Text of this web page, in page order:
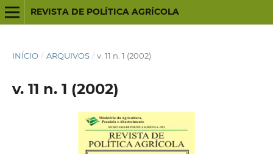
REVISTA DE POLÍTICA AGRÍCOLA
INÍCIO / ARQUIVOS / v. 11 n. 1 (2002)
v. 11 n. 1 (2002)